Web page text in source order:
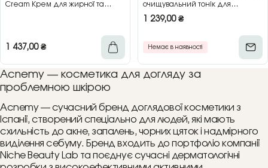
Acnemy — косметика для догляду за
проблемною шкірою
Acnemy — сучасний бренд доглядової косметики з
Іспанії, створений спеціально для людей, які мають
схильність до акне, запалень, чорних цяток і надмірного
виділення себуму. Бренд входить до портфоліо компанії
Niche Beauty Lab та поєднує сучасні дерматологічні
Cream Крем для жирної та
1 437,00₴
очищувальний тонік для
проблемної шкіри, 100 мл
1 239,00₴
Немає в наявності